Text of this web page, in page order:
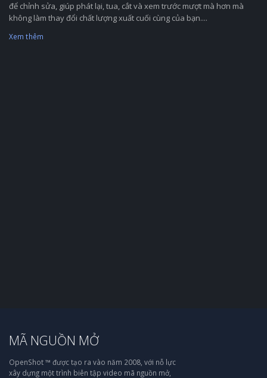
để chỉnh sửa, giúp phát lại, tua, cắt và xem trước mượt mà hơn mà
không làm thay đổi chất lượng xuất cuối cùng của bạn....
Xem thêm
MÃ NGUỒN MỞ
OpenShot ™ được tạo ra vào năm 2008, với nỗ lực
xây dựng một trình biên tập video mã nguồn mở,